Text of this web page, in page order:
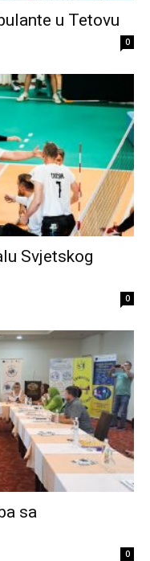
u Tetovu
0
Svjetskog
0
sa
0